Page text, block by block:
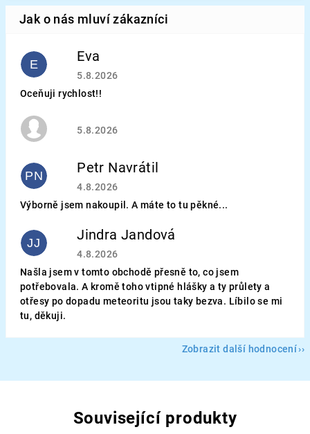
E Eva
Hodnocení obchodu je 5 z 5 hvězdiček.
5.8.2026
Oceňuji rychlost!!
Hodnocení obchodu je 5 z 5 hvězdiček.
5.8.2026
PN Petr Navrátil
Hodnocení obchodu je 5 z 5 hvězdiček.
4.8.2026
Výborně jsem nakoupil. A máte to tu pěkné...
JJ Jindra Jandová
Hodnocení obchodu je 5 z 5 hvězdiček.
4.8.2026
Našla jsem v tomto obchodě přesně to, co jsem
potřebovala. A kromě toho vtipné hlášky a ty průlety a
otřesy po dopadu meteoritu jsou taky bezva. Líbilo se mi
tu, děkuji.
Zobrazit další hodnocení
Související produkty